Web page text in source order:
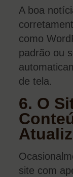
A boa
como
padrão ou
de tela.
6. O
site com